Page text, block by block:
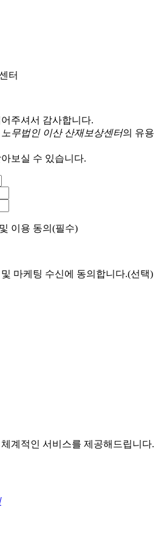
터
주셔서 감사합니다.
노무법인 이산 산재보상센터의 유용
보실 수 있습니다.
이용 동의(필수)
마케팅 수신에 동의합니다.(선택)
계적인 서비스를 제공해드립니다.